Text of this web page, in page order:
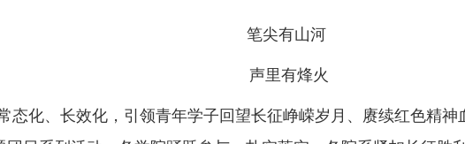
笔尖有山河
声里有烽火
态化、长效化，引领青年学子回望长征峥嵘岁月、赓续红色精